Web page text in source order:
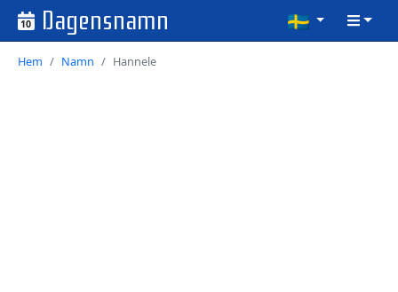
10 Dagensnamn
Hem Namn Hannele